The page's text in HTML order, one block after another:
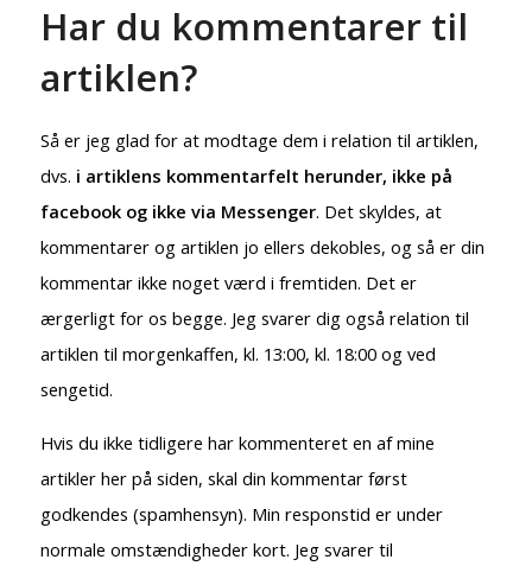
Har du kommentarer til
artiklen?
Så er jeg glad for at modtage dem i relation til artiklen,
dvs. i artiklens kommentarfelt herunder, ikke på
facebook og ikke via Messenger. Det skyldes, at
kommentarer og artiklen jo ellers dekobles, og så er din
kommentar ikke noget værd i fremtiden. Det er
ærgerligt for os begge. Jeg svarer dig også relation til
artiklen til morgenkaffen, kl. 13:00, kl. 18:00 og ved
sengetid.
Hvis du ikke tidligere har kommenteret en af mine
artikler her på siden, skal din kommentar først
godkendes (spamhensyn). Min responstid er under
normale omstændigheder kort. Jeg svarer til